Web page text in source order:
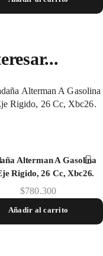
Alterman A Gasolina
Rigido, 26 Cc, Xbc26.
$780.300
Añadir al carrito